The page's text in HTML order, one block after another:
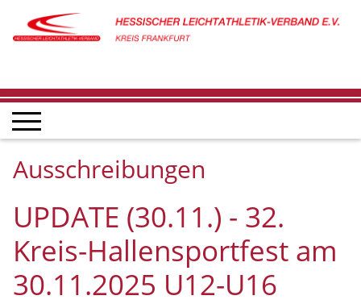
Ausschreibungen
UPDATE (30.11.) - 32.
Kreis-Hallensportfest am
30.11.2025 U12-U16